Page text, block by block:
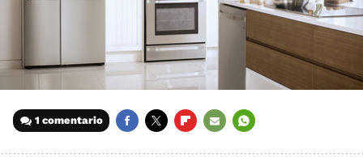
1 comentario